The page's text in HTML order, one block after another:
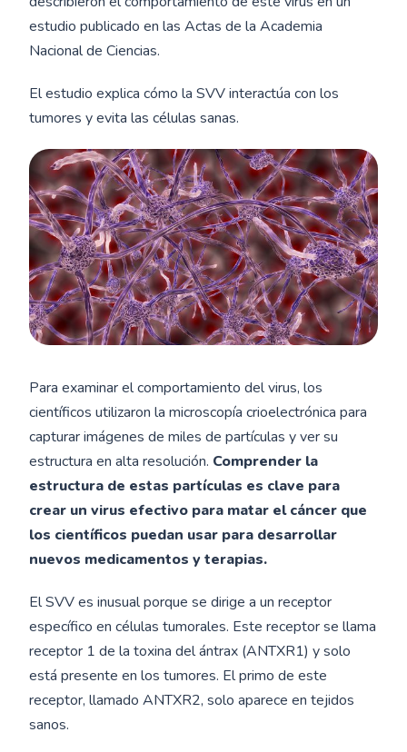
estudio publicado en las Actas de la Academia
Nacional de Ciencias.
El estudio explica cómo la SVV interactúa con los
tumores y evita las células sanas.
Para examinar el comportamiento del virus, los
científicos utilizaron la microscopía crioelectrónica para
capturar imágenes de miles de partículas y ver su
estructura en alta resolución. Comprender la
estructura de estas partículas es clave para
crear un virus efectivo para matar el cáncer que
los científicos puedan usar para desarrollar
nuevos medicamentos y terapias.
El SVV es inusual porque se dirige a un receptor
específico en células tumorales. Este receptor se llama
receptor 1 de la toxina del ántrax (ANTXR1) y solo
está presente en los tumores. El primo de este
receptor, llamado ANTXR2, solo aparece en tejidos
sanos.